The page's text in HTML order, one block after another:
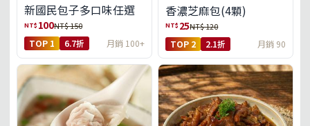
新國民包子多口味任選
NT$ 100NT$ 150
TOP 1 6.7折 月銷 100+
香濃芝麻包(4顆)
NT$ 25NT$ 120
TOP 2 2.1折 月銷 90